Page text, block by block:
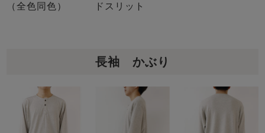
（全色同色）
ドスリット
長袖 かぶり